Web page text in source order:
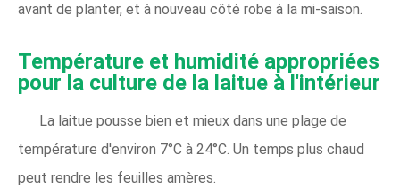
avant de planter, et à nouveau côté robe à la mi-saison.
Température et humidité appropriées
pour la culture de la laitue à l'intérieur
La laitue pousse bien et mieux dans une plage de
température d'environ 7°C à 24°C. Un temps plus chaud
peut rendre les feuilles amères.